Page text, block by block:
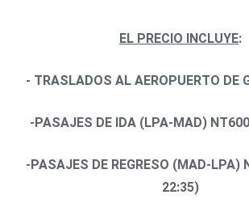
EL PRECIO INCLUYE:
- TRASLADOS AL AEROPUERTO DE
-PASAJES DE IDA (LPA-MAD)
-PASAJES DE REGRESO (MAD-LPA)
22:35)